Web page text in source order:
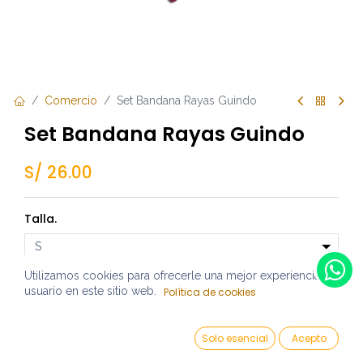
Comercio Set Bandana Rayas Guindo
Set Bandana Rayas Guindo
S/ 26.00
Talla.
Por el momento no contamos con unidades disponibles,
por favor contáctanos para mas detalle.
Reciba una notificación cuando vuelva a estar
disponible
Utilizamos cookies para ofrecerle una mejor experiencia de
usuario en este sitio web.
Política de cookies
Solo esencial Acepto